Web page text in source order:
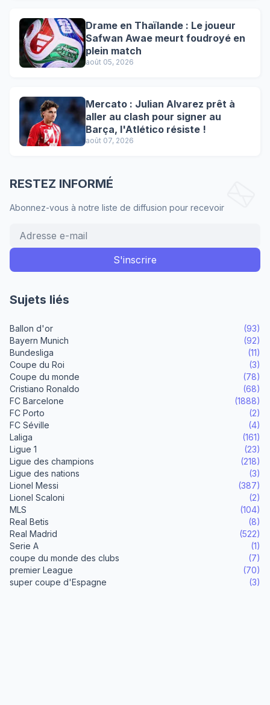
Drame en Thaïlande : Le joueur
Safwan Awae meurt foudroyé en
plein match
août 05, 2026
Mercato : Julian Alvarez prêt à
aller au clash pour signer au
Barça, l'Atlético résiste !
août 07, 2026
RESTEZ INFORMÉ
Abonnez-vous à notre liste de diffusion pour recevoir
Sujets liés
Ballon d'or
(93)
Bayern Munich
(92)
Bundesliga
(11)
Coupe du Roi
(3)
Coupe du monde
(78)
Cristiano Ronaldo
(68)
FC Barcelone
(1888)
FC Porto
(2)
FC Séville
(4)
Laliga
(161)
Ligue 1
(23)
Ligue des champions
(218)
Ligue des nations
(3)
Lionel Messi
(387)
Lionel Scaloni
(2)
MLS
(104)
Real Betis
(8)
Real Madrid
(522)
Serie A
(1)
coupe du monde des clubs
(7)
premier League
(70)
super coupe d'Espagne
(3)